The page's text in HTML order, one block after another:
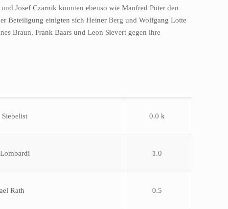
Josef Czarnik konnten ebenso wie Manfred Pöter den
Beteiligung einigten sich Heiner Berg und Wolfgang Lotte
Braun, Frank Baars und Leon Sievert gegen ihre
0.0 k
1.0
Rath 0.5